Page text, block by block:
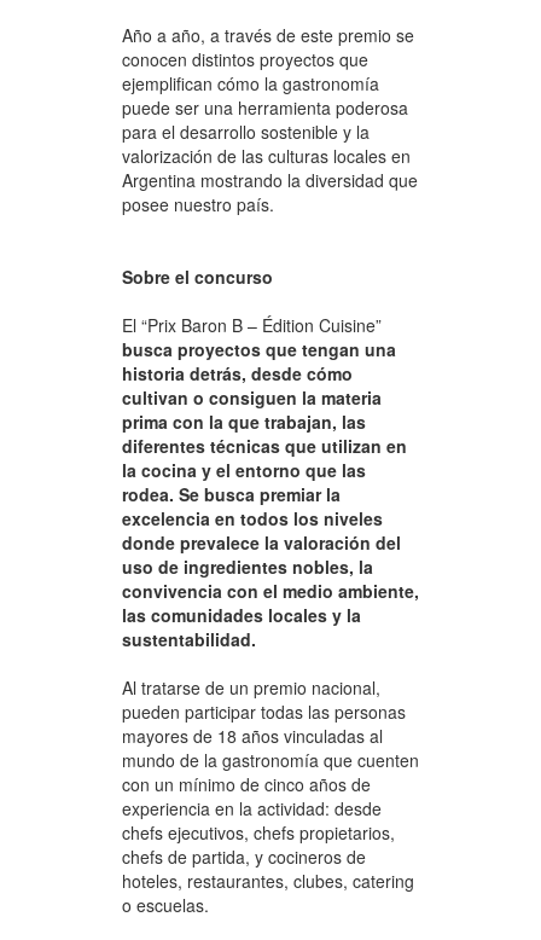
Año a año, a través de este premio se
conocen distintos proyectos que
ejemplifican cómo la gastronomía
puede ser una herramienta poderosa
para el desarrollo sostenible y la
valorización de las culturas locales en
Argentina mostrando la diversidad que
posee nuestro país.
Sobre el concurso
El “Prix Baron B – Édition Cuisine”
busca proyectos que tengan una
historia detrás, desde cómo
cultivan o consiguen la materia
prima con la que trabajan, las
diferentes técnicas que utilizan en
la cocina y el entorno que las
rodea. Se busca premiar la
excelencia en todos los niveles
donde prevalece la valoración del
uso de ingredientes nobles, la
convivencia con el medio ambiente,
las comunidades locales y la
sustentabilidad.
Al tratarse de un premio nacional,
pueden participar todas las personas
mayores de 18 años vinculadas al
mundo de la gastronomía que cuenten
con un mínimo de cinco años de
experiencia en la actividad: desde
chefs ejecutivos, chefs propietarios,
chefs de partida, y cocineros de
hoteles, restaurantes, clubes, catering
o escuelas.